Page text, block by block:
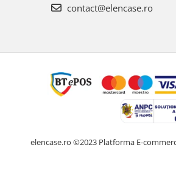
contact@elencase.ro
elencase.ro ©2023 Platforma E-